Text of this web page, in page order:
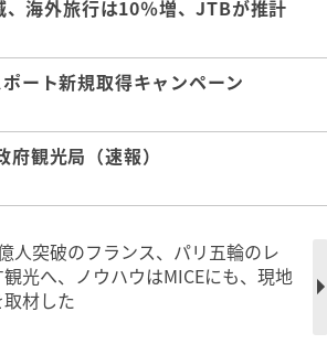
海外旅行は10％増、JTBが推計
ート新規取得キャンペーン
観光局（速報）
人突破のフランス、パリ五輪のレ
光へ、ノウハウはMICEにも、現地
材した